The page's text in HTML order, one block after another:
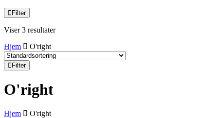
Filter
Viser 3 resultater
Hjem
O'right
Filter
O'right
Hjem O'right